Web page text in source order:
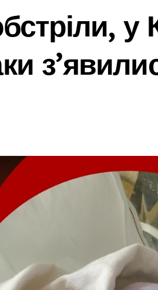
у $2000 за ненастоящий діагноз
результати декларування в
в Днепре: диагностика,
транспорту у Києві виявився
підозру через завищену
2 тисячі пожеж за рік у
що займаються незаконною
і не помилитися з вибором
транспортної пригоди в
у Києві оновили центр
у